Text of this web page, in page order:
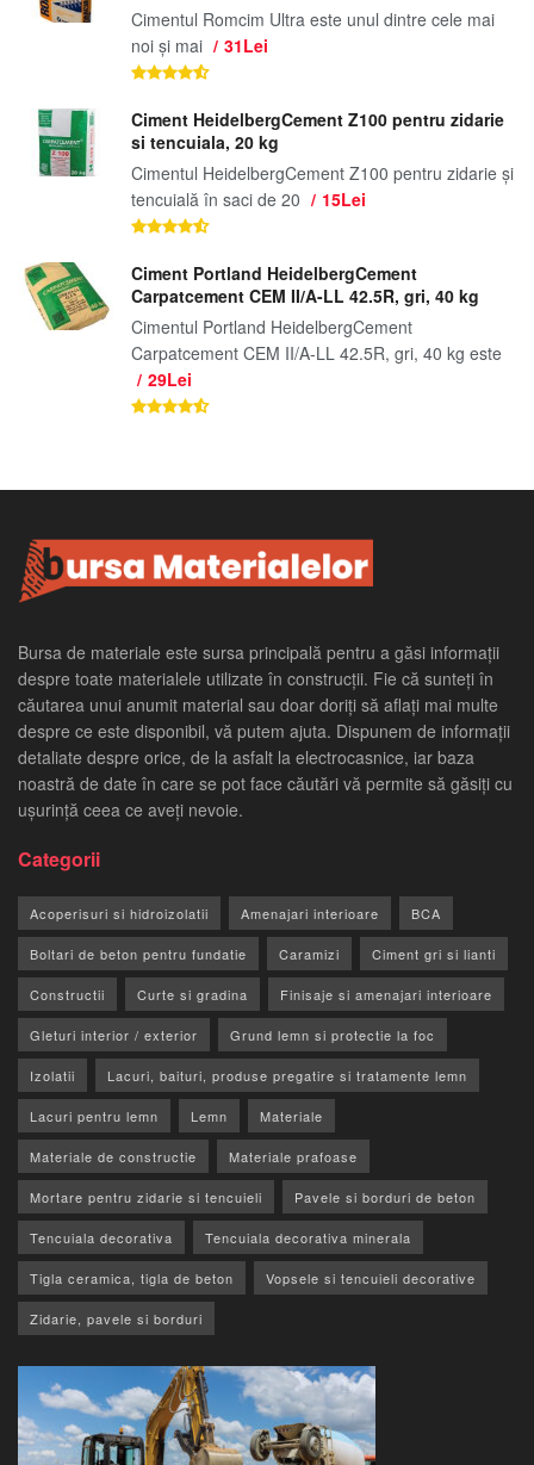
Cimentul Romcim Ultra este unul dintre cele mai
noi și mai
31Lei
Ciment HeidelbergCement Z100 pentru zidarie
si tencuiala, 20 kg
Cimentul HeidelbergCement Z100 pentru zidarie și
tencuială în saci de 20
15Lei
Ciment Portland HeidelbergCement
Carpatcement CEM II/A-LL 42.5R, gri, 40 kg
Cimentul Portland HeidelbergCement
Carpatcement CEM II/A-LL 42.5R, gri, 40 kg este
29Lei
Bursa de materiale este sursa principală pentru a găsi informații
despre toate materialele utilizate în construcții. Fie că sunteți în
căutarea unui anumit material sau doar doriți să aflați mai multe
despre ce este disponibil, vă putem ajuta. Dispunem de informații
detaliate despre orice, de la asfalt la electrocasnice, iar baza
noastră de date în care se pot face căutări vă permite să găsiți cu
ușurință ceea ce aveți nevoie.
Categorii
Acoperisuri si hidroizolatii Amenajari interioare BCA
Boltari de beton pentru fundatie Caramizi Ciment gri si lianti
Constructii Curte si gradina Finisaje si amenajari interioare
Gleturi interior / exterior Grund lemn si protectie la foc
Izolatii Lacuri, baituri, produse pregatire si tratamente lemn
Lacuri pentru lemn Lemn Materiale
Materiale de constructie Materiale prafoase
Mortare pentru zidarie si tencuieli Pavele si borduri de beton
Tencuiala decorativa Tencuiala decorativa minerala
Tigla ceramica, tigla de beton Vopsele si tencuieli decorative
Zidarie, pavele si borduri